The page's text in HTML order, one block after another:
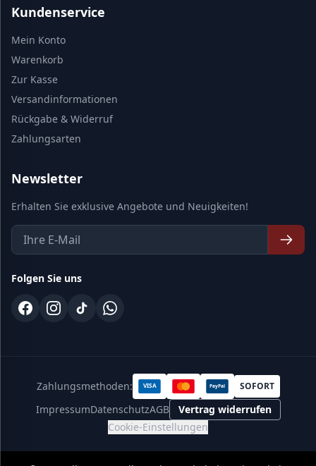
Kundenservice
Mein Konto
Warenkorb
Zur Kasse
Versandinformationen
Rückgabe & Widerruf
Zahlungsarten
Newsletter
Erhalten Sie exklusive Angebote und Neuigkeiten!
Folgen Sie uns
Zahlungsmethoden: VISA PayPal SOFORT
ImpressumDatenschutzAGB
Vertrag widerrufen
Cookie-Einstellungen